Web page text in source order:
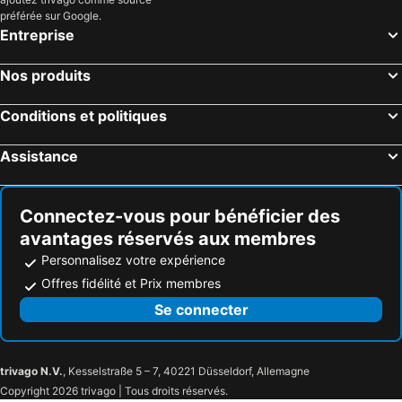
Lac Peten Itza
préférée sur Google.
Entreprise
Nos produits
Conditions et politiques
Assistance
Connectez-vous pour bénéficier des
avantages réservés aux membres
Personnalisez votre expérience
Offres fidélité et Prix membres
Se connecter
trivago N.V., Kesselstraße 5 – 7, 40221 Düsseldorf, Allemagne
Copyright 2026 trivago | Tous droits réservés.